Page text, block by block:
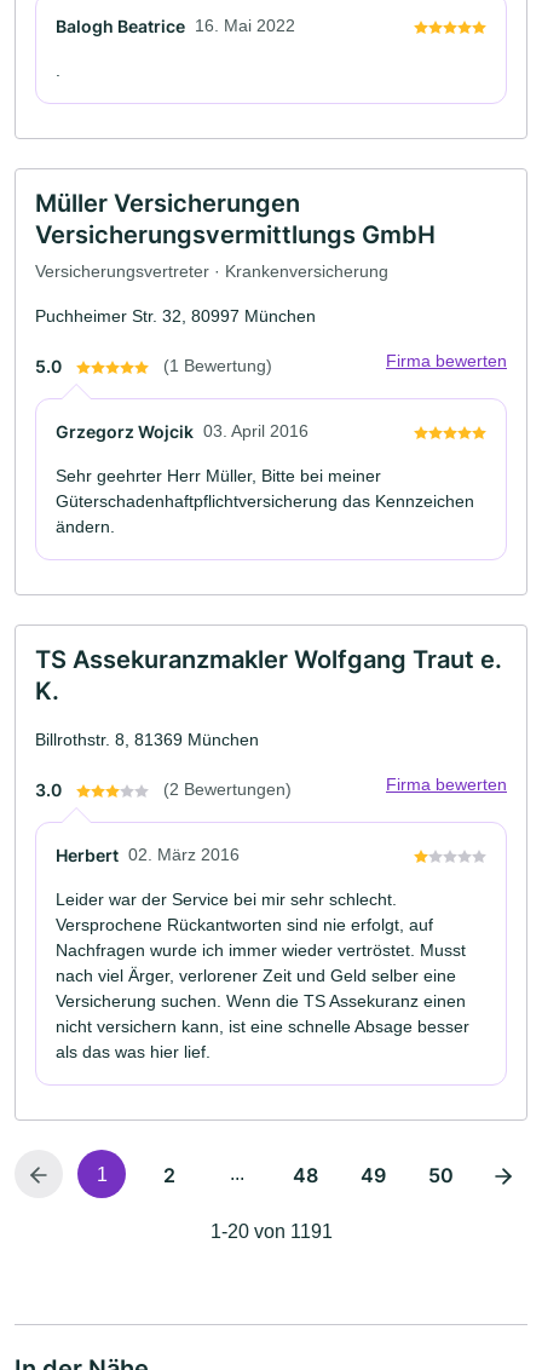
Balogh Beatrice 16. Mai 2022
.
Müller Versicherungen
Versicherungsvermittlungs GmbH
Versicherungsvertreter · Krankenversicherung
Puchheimer Str. 32, 80997 München
5.0 (1 Bewertung) Firma bewerten
Grzegorz Wojcik 03. April 2016
Sehr geehrter Herr Müller, Bitte bei meiner
Güterschadenhaftpflichtversicherung das Kennzeichen
ändern.
TS Assekuranzmakler Wolfgang Traut e.
K.
Billrothstr. 8, 81369 München
3.0 (2 Bewertungen) Firma bewerten
Herbert 02. März 2016
Leider war der Service bei mir sehr schlecht.
Versprochene Rückantworten sind nie erfolgt, auf
Nachfragen wurde ich immer wieder vertröstet. Musst
nach viel Ärger, verlorener Zeit und Geld selber eine
Versicherung suchen. Wenn die TS Assekuranz einen
nicht versichern kann, ist eine schnelle Absage besser
als das was hier lief.
1 2 ... 48 49 50
1-20 von 1191